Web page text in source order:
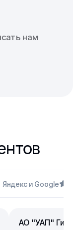
нам
Яндекс и Google
АО "УАП"